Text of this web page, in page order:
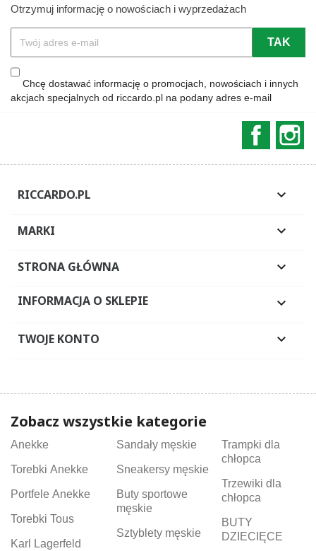
Otrzymuj informację o nowościach i wyprzedażach
Chcę dostawać informację o promocjach, nowościach i innych
akcjach specjalnych od riccardo.pl na podany adres e-mail
RICCARDO.PL 
MARKI 
STRONA GŁÓWNA 
INFORMACJA O SKLEPIE 
TWOJE KONTO 
Zobacz wszystkie kategorie
Anekke
Torebki Anekke
Portfele Anekke
Torebki Tous
Karl Lagerfeld
Sandały męskie
Sneakersy męskie
Buty sportowe
męskie
Sztyblety męskie
Trampki dla
chłopca
Trzewiki dla
chłopca
BUTY
DZIECIĘCE